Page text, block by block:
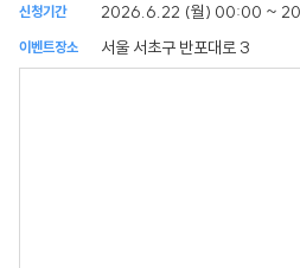
신청기간 2026.6.22 (월) 00:00 ~
이벤트장소 서울 서초구 반포대로 3